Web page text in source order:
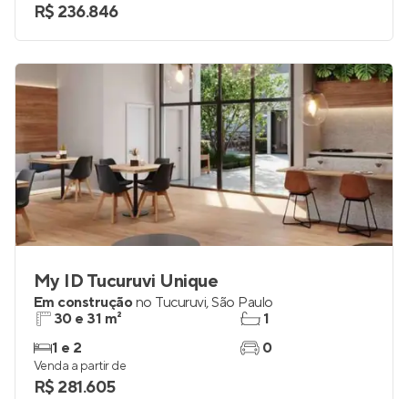
R$ 236.846
My ID Tucuruvi Unique
Em construçãono Tucuruvi,São Paulo
30 e 31 m²
1 e 2
1
0
Venda a partir de
R$ 281.605